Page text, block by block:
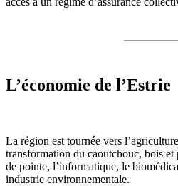
L’économie de l’Estrie
La région est tournée vers
transformation du caoutchouc, bois
de pointe, l’informatique, le
industrie environnementale.